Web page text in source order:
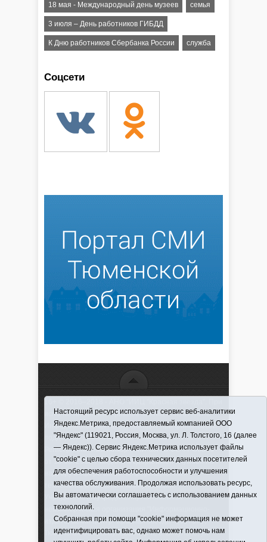
18 мая - Международный день музеев семья
3 июля – День работников ГИБДД
К Дню работников Сбербанка России служба
Соцсети
использовании материалов ссылка обязательна
Информационная лента выходит при финансовой
поддержке правительства Тюменской области
Регистрационный номер СМИ ЭЛ № ФС 77-66066
от 10.06. 2016 г. выдано Федеральной службой по
надзору в сфере связи, информационных
технологий и массовых коммуникаций.
Учредитель (соучредители) Автономная
некоммерческая организация "Информационно-
издательский центр "Красная звезда"" (627570,
Тюменская обл., Викуловский р-н, с. Викулово, ул.
Настоящий ресурс использует сервис веб-аналитики
Яндекс.Метрика, предоставляемый компанией ООО
"Яндекс" (119021, Россия, Москва, ул. Л. Толстого, 16 (далее
— Яндекс)). Сервис Яндекс.Метрика использует файлы
"cookie" с целью сбора технических данных посетителей
для обеспечения работоспособности и улучшения
качества обслуживания. Продолжая использовать ресурс,
Вы автоматически соглашаетесь с использованием данных
технологий.
Собранная при помощи "cookie" информация не может
идентифицировать вас, однако может помочь нам